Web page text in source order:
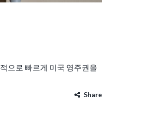
으로 빠르게 미국 영주권을
Share